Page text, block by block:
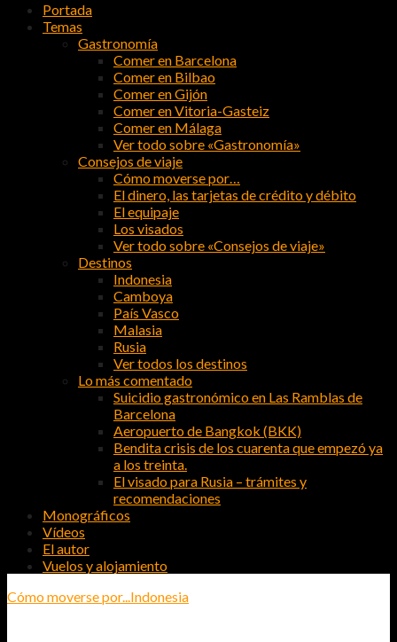
Portada
Temas
Gastronomía
Comer en Barcelona
Comer en Bilbao
Comer en Gijón
Comer en Vitoria-Gasteiz
Comer en Málaga
Ver todo sobre «Gastronomía»
Consejos de viaje
Cómo moverse por…
El dinero, las tarjetas de crédito y débito
El equipaje
Los visados
Ver todo sobre «Consejos de viaje»
Destinos
Indonesia
Camboya
País Vasco
Malasia
Rusia
Ver todos los destinos
Lo más comentado
Suicidio gastronómico en Las Ramblas de
Barcelona
Aeropuerto de Bangkok (BKK)
Bendita crisis de los cuarenta que empezó ya
a los treinta.
El visado para Rusia – trámites y
recomendaciones
Monográficos
Vídeos
El autor
Vuelos y alojamiento
Cómo moverse por...Indonesia